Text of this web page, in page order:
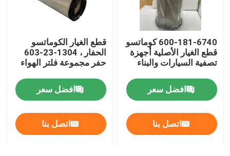
600-181-6740 كوماتسو
قطع الغيار الأصلية أجهزة
تصفية السيارات والبناء
افضل سعر
اتصل بنا
قطع الغيار الكوماتسو
الحفار ، 1304-23-603
حفر مجموعة فلتر الهواء
افضل سعر
اتصل بنا